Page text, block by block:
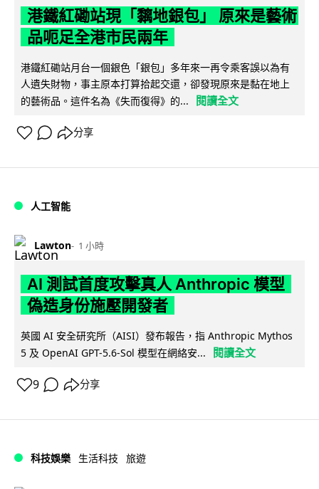
港鐵紅磡站現「黐地銀包」 原來是藝術
品呃足全港市民兩年
港鐵紅磡站月台一個銀色「銀包」多年來一再令乘客誤以為有
人遺失財物，事主原本打算拾起交還，卻發現原來是黏在地上
的藝術品。這件名為《失而復得》的...
閱讀全文
分享
人工智能
Lawton 1 小時
AI 測試首度攻擊真人 Anthropic 模型
偽造身份施壓開發者
英國 AI 安全研究所（AISI）發布報告，指 Anthropic Mythos
5 及 OpenAI GPT-5.6-Sol 模型在網絡安...
閱讀全文
9 分享
科技娛樂 生活科技 旅遊